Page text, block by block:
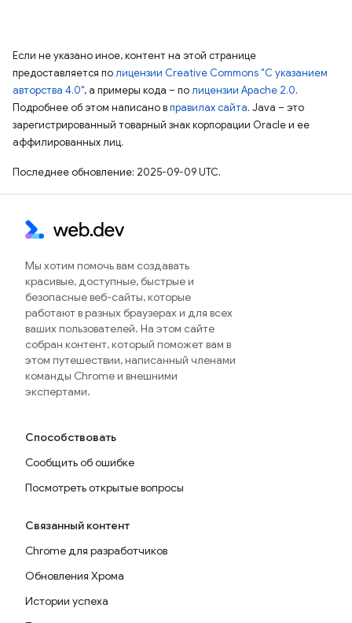
Если не указано иное, контент на этой странице
предоставляется полицензии Creative Commons "С указанием
авторства 4.0", а примеры кода – полицензии Apache 2.0.
Подробнее об этом написано вправилах сайта. Java – это
зарегистрированный товарный знак корпорации Oracle и ее
аффилированных лиц.
Последнее обновление: 2025-09-09 UTC.
Мы хотим помочь вам создавать
красивые, доступные, быстрые и
безопасные веб-сайты, которые
работают в разных браузерах и для всех
ваших пользователей. На этом сайте
собран контент, который поможет вам в
этом путешествии, написанный членами
команды Chrome и внешними
экспертами.
Способствовать
Сообщить об ошибке
Посмотреть открытые вопросы
Связанный контент
Chrome для разработчиков
Обновления Хрома
Истории успеха